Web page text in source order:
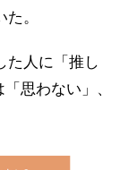
。
た人に「推し
思わない」、